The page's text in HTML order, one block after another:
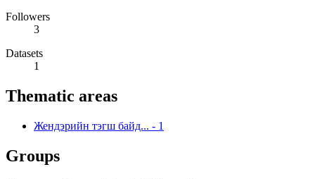
Followers
3
Datasets
1
Thematic areas
Жендэрийн тэгш байд... - 1
Groups